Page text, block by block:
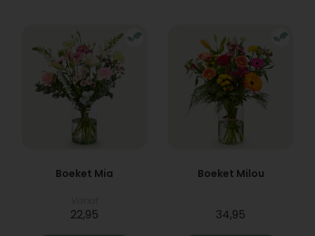
Boeket Mia
22,95
Boeket Milou
34,95